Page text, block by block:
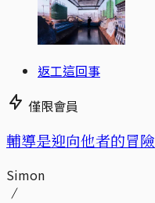
返工這回事
僅限會員
輔導是迎向他者的冒
Simon